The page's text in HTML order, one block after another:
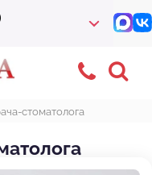
стоматолога